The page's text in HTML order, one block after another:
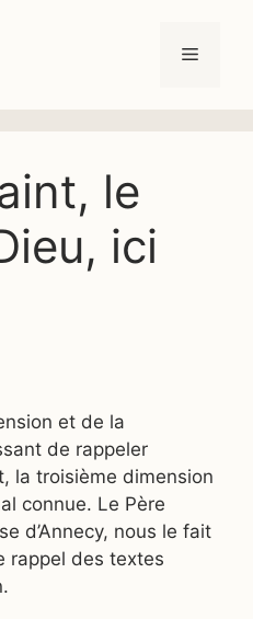
Menu
le
ici
et de la
de rappeler
la troisième dimension
connue. Le Père
d’Annecy, nous le fait
rappel des textes